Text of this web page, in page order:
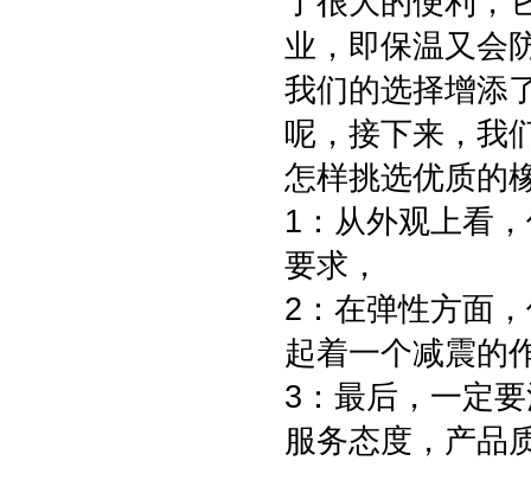
业，即保温又会
我们的选择增添
呢，接下来，我
怎样挑选优质的
1：从外观上看
要求，
2：在弹性方面
起着一个减震的
3：最后，一定
服务态度，产品